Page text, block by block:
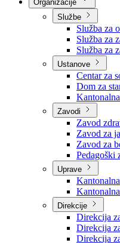
Nadležnosti
Sjednice Vlade
Službe
Služba za
Služba za
Služba za
Ustanove
Centar za
Dom za
Zavodi
Zavod
Zavod za
Zavod za
Pedagoški
Uprave
Direkcije